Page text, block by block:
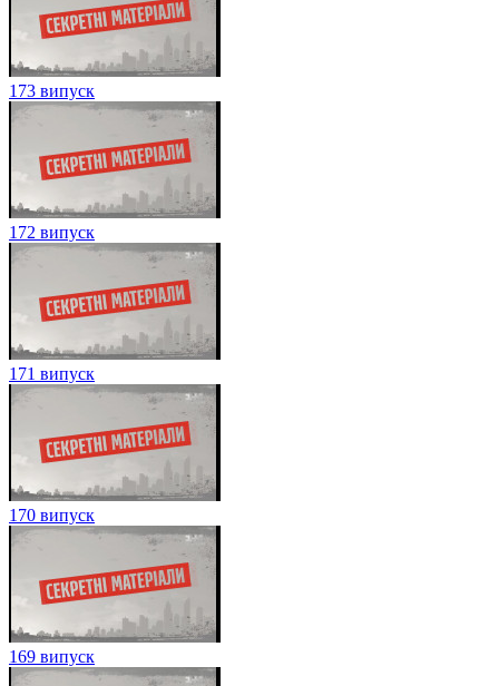
173 випуск
172 випуск
171 випуск
170 випуск
169 випуск